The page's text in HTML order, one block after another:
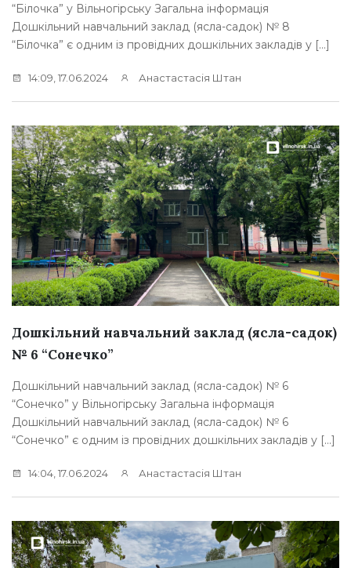
“Білочка” у Вільногірську Загальна інформація
Дошкільний навчальний заклад (ясла-садок) № 8
“Білочка” є одним із провідних дошкільних закладів у […]
14:09, 17.06.2024 Анастастасія Штан
Дошкільний навчальний заклад (ясла-садок)
№ 6 “Сонечко”
Дошкільний навчальний заклад (ясла-садок) № 6
“Сонечко” у Вільногірську Загальна інформація
Дошкільний навчальний заклад (ясла-садок) № 6
“Сонечко” є одним із провідних дошкільних закладів у […]
14:04, 17.06.2024 Анастастасія Штан